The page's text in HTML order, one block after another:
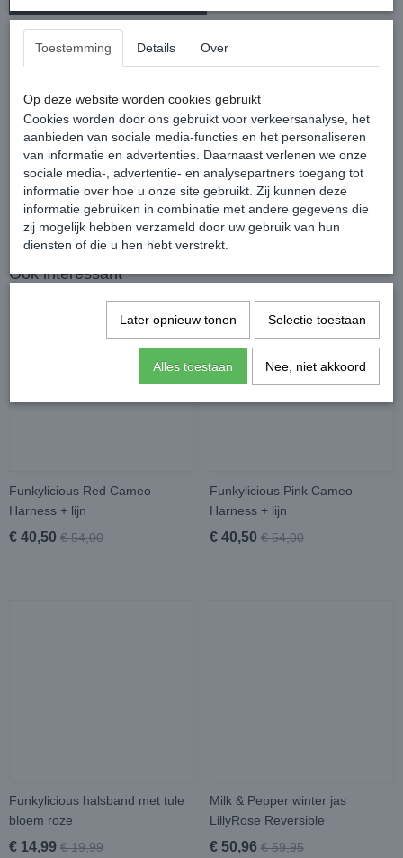
Een metalen lijn met een goudfinish. Een luxe en gestijlde
lijn .
Ook interessant
Funkylicious Red Cameo
Harness + lijn
€ 40,50 € 54,00
Funkylicious Pink Cameo
Harness + lijn
€ 40,50 € 54,00
Funkylicious halsband met tule
bloem roze
€ 14,99 € 19,99
Milk & Pepper winter jas
LillyRose Reversible
€ 50,96 € 59,95
Toestemming Details Over
Op deze website worden cookies gebruikt
Cookies worden door ons gebruikt voor verkeersanalyse, het
aanbieden van sociale media-functies en het personaliseren
van informatie en advertenties. Daarnaast verlenen we onze
sociale media-, advertentie- en analysepartners toegang tot
informatie over hoe u onze site gebruikt. Zij kunnen deze
informatie gebruiken in combinatie met andere gegevens die
zij mogelijk hebben verzameld door uw gebruik van hun
diensten of die u hen hebt verstrekt.
Later opnieuw tonen Selectie toestaan
Alles toestaan Nee, niet akkoord